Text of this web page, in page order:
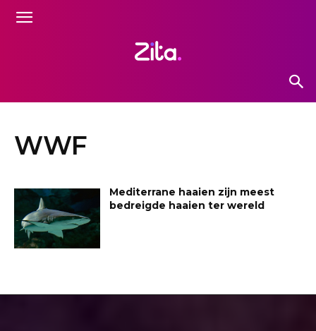
WWF
Mediterrane haaien zijn meest
bedreigde haaien ter wereld